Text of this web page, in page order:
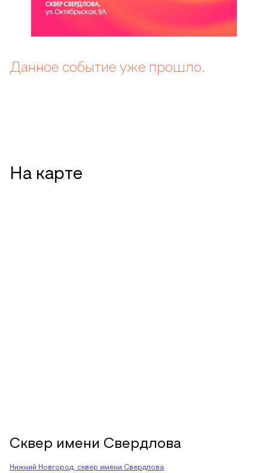
Данное событие уже прошло.
На карте
Сквер имени Свердлова
Нижний Новгород, сквер имени Свердлова